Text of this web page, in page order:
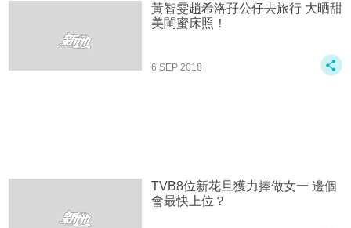
黃智雯趙希洛孖公仔去旅行 大晒甜
美閨蜜床照！
6 SEP 2018
TVB8位新花旦獲力捧做女一 邊個
會最快上位？